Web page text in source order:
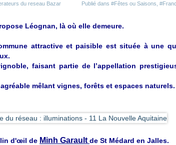
du reseau Bazar Publié dans #Fêtes ou Saisons
Léognan, là où elle demeure.
attractive et paisible est située à une
faisant partie de l’appellation
mêlant vignes, forêts et espaces naturels.
d'œil de Minh Garault de St Médard en Jalles.